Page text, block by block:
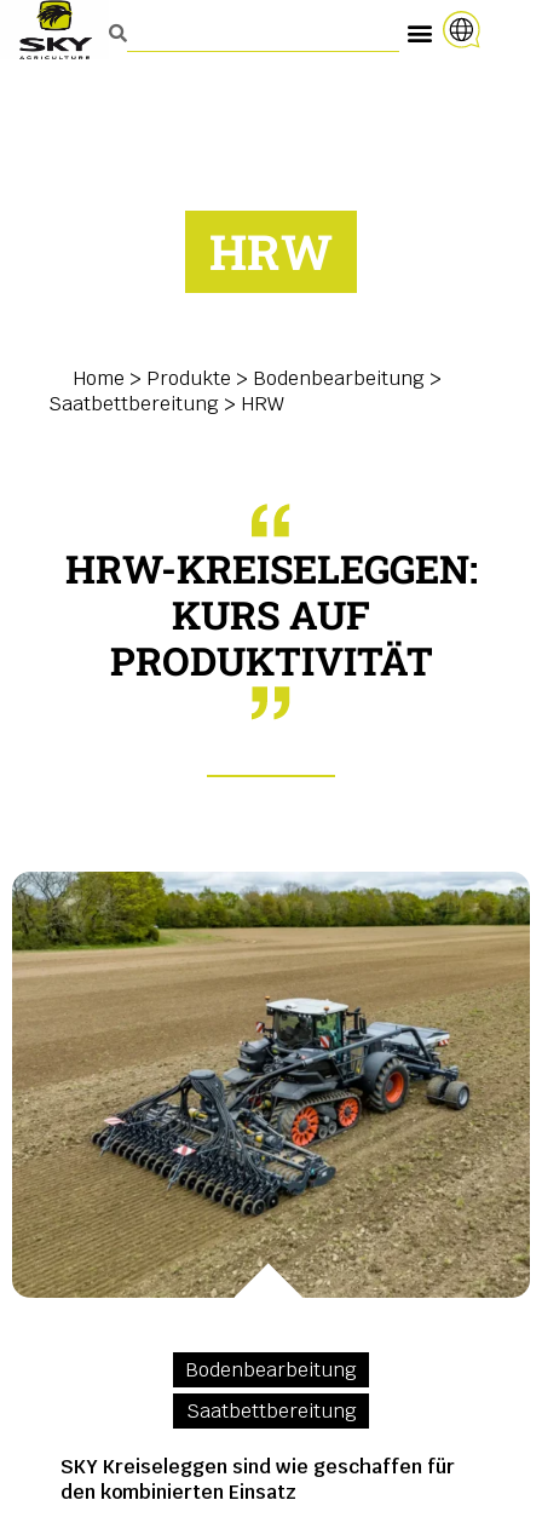
HRW
Home > Produkte > Bodenbearbeitung >
Saatbettbereitung > HRW
HRW-KREISELEGGEN:
KURS AUF
PRODUKTIVITÄT
Bodenbearbeitung
Saatbettbereitung
SKY Kreiseleggen sind wie geschaffen für
den kombinierten Einsatz